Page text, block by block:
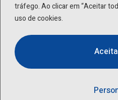
tráfego. Ao clicar em “Aceitar
uso de cookies.